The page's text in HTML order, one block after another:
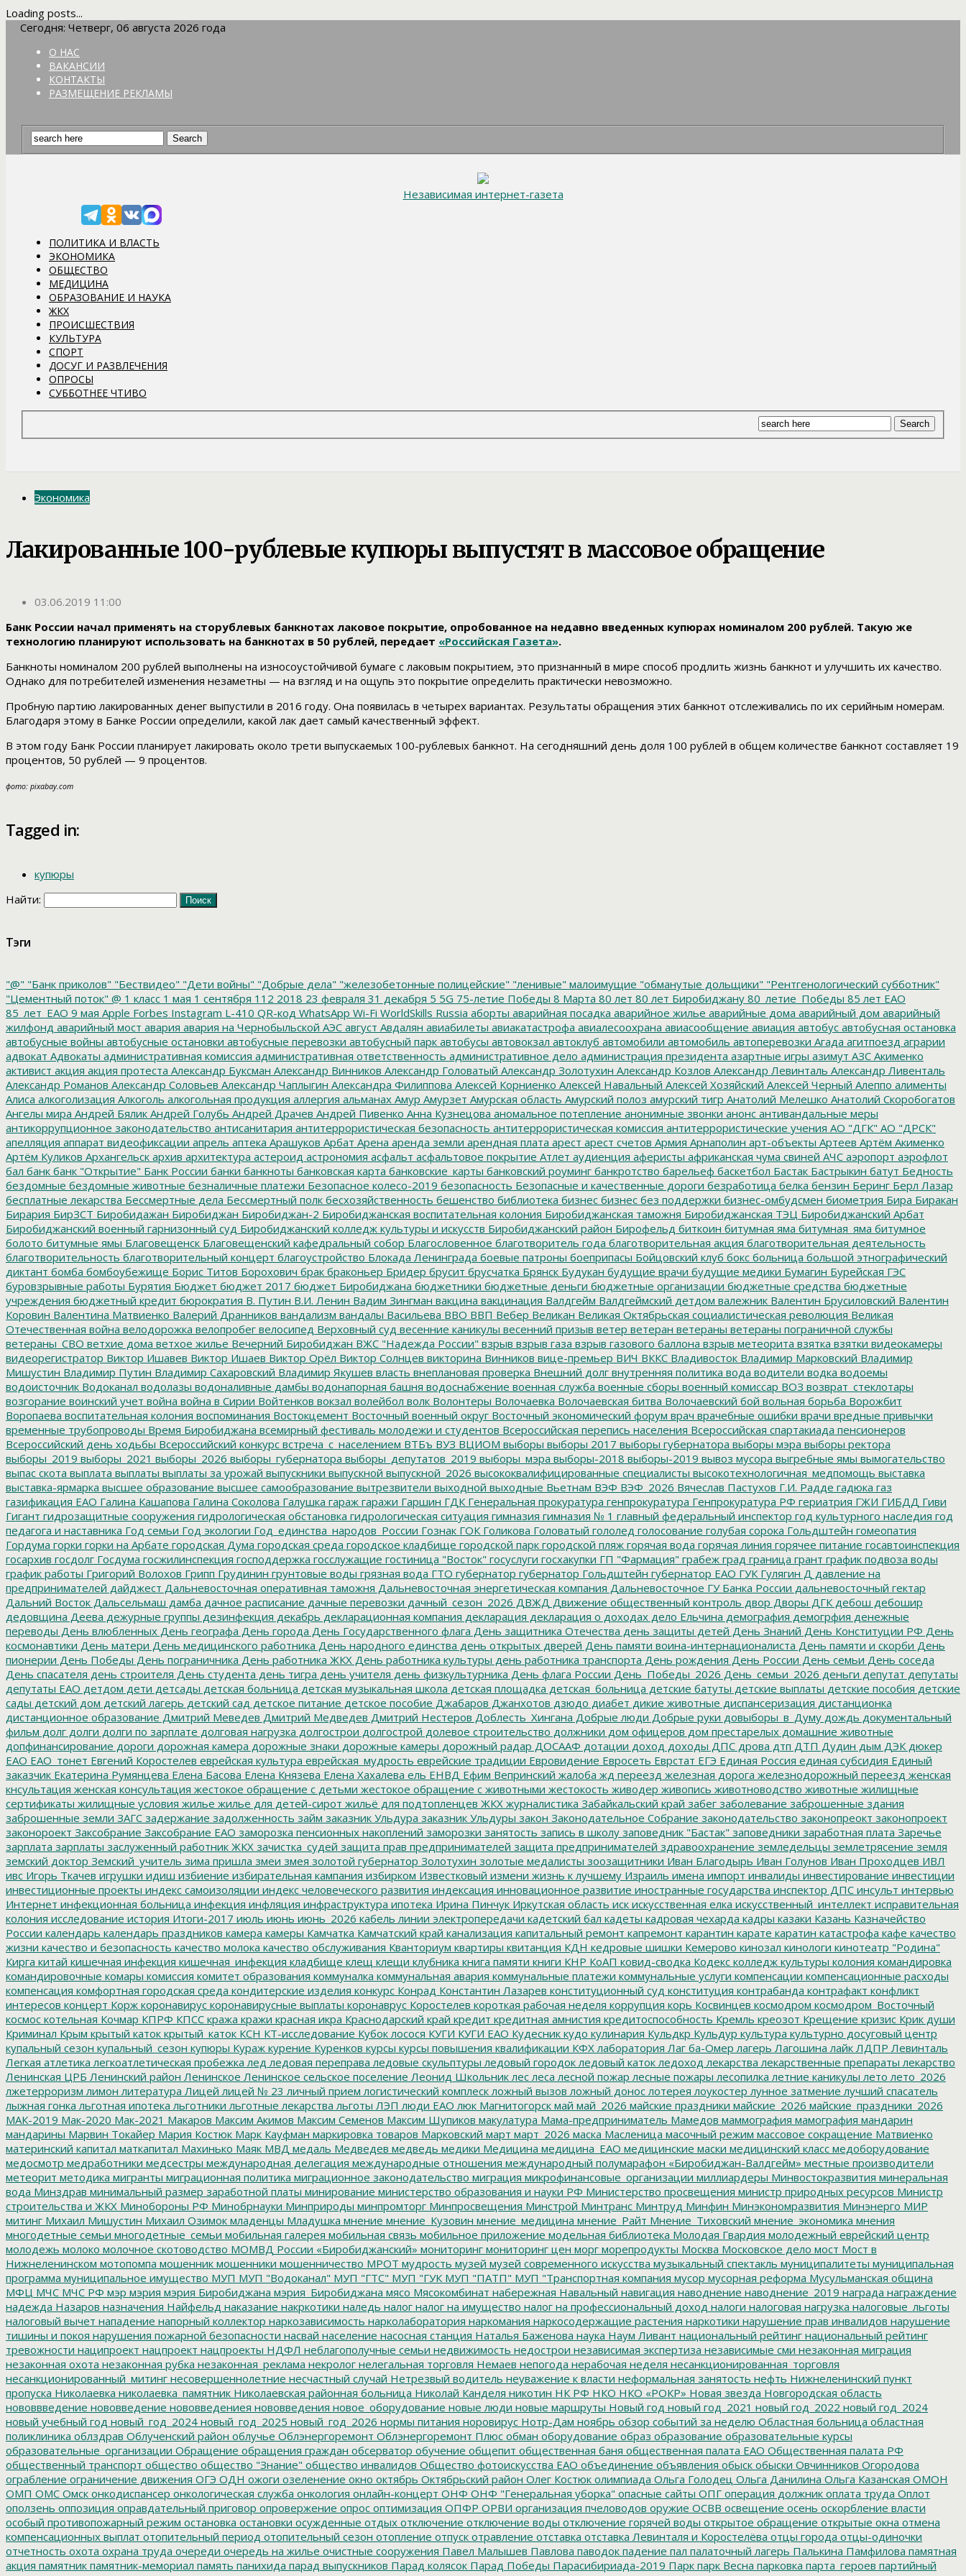
Loading posts...
Сегодня: Четверг, 06 августа 2026 года
О НАС
ВАКАНСИИ
КОНТАКТЫ
РАЗМЕЩЕНИЕ РЕКЛАМЫ
Независимая интернет-газета
ПОЛИТИКА И ВЛАСТЬ
ЭКОНОМИКА
ОБЩЕСТВО
МЕДИЦИНА
ОБРАЗОВАНИЕ И НАУКА
ЖКХ
ПРОИСШЕСТВИЯ
КУЛЬТУРА
СПОРТ
ДОСУГ И РАЗВЛЕЧЕНИЯ
ОПРОСЫ
СУББОТНЕЕ ЧТИВО
Экономика
Лакированные 100-рублевые купюры выпустят в массовое обращение
03.06.2019 11:00
Банк России начал применять на сторублевых банкнотах лаковое покрытие, опробованное на недавно введенных купюрах номиналом 200 рублей. Такую же
технологию планируют использовать на банкнотах в 50 рублей, передает «Российская Газета».
Банкноты номиналом 200 рублей выполнены на износоустойчивой бумаге с лаковым покрытием, это признанный в мире способ продлить жизнь банкнот и улучшить их качество.
Однако для потребителей изменения незаметны — на взгляд и на ощупь это покрытие определить практически невозможно.
Пробную партию лакированных денег выпустили в 2016 году. Она появилась в четырех вариантах. Результаты обращения этих банкнот отслеживались по их серийным номерам.
Благодаря этому в Банке России определили, какой лак дает самый качественный эффект.
В этом году Банк России планирует лакировать около трети выпускаемых 100-рублевых банкнот. На сегодняшний день доля 100 рублей в общем количестве банкнот составляет 19
процентов, 50 рублей — 9 процентов.
фото: pixabay.com
Tagged in:
купюры
Найти:
Тэги
"@" "Банк приколов" "Бествидео" "Дети войны" "Добрые дела" "железобетонные полицейские" "ленивые" малоимущие "обманутые дольщики" "Рентгенологический субботник"
"Цементный поток" @ 1 класс 1 мая 1 сентября 112 2018 23 февраля 31 декабря 5 5G 75-летие Победы 8 Марта 80 лет 80 лет Биробиджану 80_летие_Победы 85 лет ЕАО
85_лет_ЕАО 9 мая Apple Forbes Instagram L-410 QR-код WhatsApp Wi-Fi WorldSkills Russia аборты аварийная посадка аварийное жилье аварийные дома аварийный дом аварийный
жилфонд аварийный мост авария авария на Чернобыльской АЭС август Авдалян авиабилеты авиакатастрофа авиалесоохрана авиасообщение авиация автобус автобусная остановка
автобусные войны автобусные остановки автобусные перевозки автобусный парк автобусы автовокзал автоклуб автомобили автомобиль автоперевозки Агада агитпоезд аграрии
адвокат Адвокаты административная комиссия административная ответственность административное дело администрация президента азартные игры азимут АЗС Акименко
активист акция акция протеста Александр Буксман Александр Винников Александр Головатый Александр Золотухин Александр Козлов Александр Левинталь Александр Ливенталь
Александр Романов Александр Соловьев Александр Чаплыгин Александра Филиппова Алексей Корниенко Алексей Навальный Алексей Хозяйский Алексей Черный Алеппо алименты
Алиса алкоголизация Алкоголь алкогольная продукция аллергия альманах Амур Амурзет Амурская область Амурский полоз амурский тигр Анатолий Мелешко Анатолий Скоробогатов
Ангелы мира Андрей Бялик Андрей Голубь Андрей Драчев Андрей Пивенко Анна Кузнецова аномальное потепление анонимные звонки анонс антивандальные меры
антикоррупционное законодательство антисанитария антитеррористическая безопасность антитеррористическая комиссия антитеррористические учения АО "ДГК" АО "ДРСК"
апелляция аппарат видеофиксации апрель аптека Арашуков Арбат Арена аренда земли арендная плата арест арест счетов Армия Арнаполин арт-объекты Артеев Артём Акименко
Артём Куликов Архангельск архив архитектура астероид астрономия асфальт асфальтовое покрытие Атлет аудиенция аферисты африканская чума свиней АЧС аэропорт аэрофлот
бал банк банк "Открытие" Банк России банки банкноты банковская карта банковские_карты банковский роуминг банкротство барельеф баскетбол Бастак Бастрыкин батут Бедность
бездомные бездомные животные безналичные платежи Безопасное колесо-2019 безопасность Безопасные и качественные дороги безработица белка бензин Беринг Берл Лазар
бесплатные лекарства Бессмертные дела Бессмертный полк бесхозяйственность бешенство библиотека бизнес бизнес без поддержки бизнес-омбудсмен биометрия Бира Биракан
Бирария БирЗСТ Биробидажан Биробиджан Биробиджан-2 Биробиджанская воспитательная колония Биробиджанская таможня Биробиджанская ТЭЦ Биробиджанский Арбат
Биробиджанский военный гарнизонный суд Биробиджанский колледж культуры и искусств Биробиджанский район Бирофельд биткоин битумная яма битумная_яма битумное
болото битумные ямы Благовещенск Благовещенский кафедральный собор Благословенное благотворитель года благотворительная акция благотворительная деятельность
благотворительность благотворительный концерт благоустройство Блокада Ленинграда боевые патроны боеприпасы Бойцовский клуб бокс больница большой этнографический
диктант бомба бомбоубежище Борис Титов Борохович брак браконьер Бридер брусит брусчатка Брянск Будукан будущие врачи будущие медики Бумагин Бурейская ГЭС
буровзрывные работы Бурятия Бюджет бюджет 2017 бюджет Биробиджана бюджетники бюджетные деньги бюджетные организации бюджетные средства бюджетные
учреждения бюджетный кредит бюрократия В. Путин В.И. Ленин Вадим Зингман вакцина вакцинация Валдгейм Валдгеймский детдом валежник Валентин Брусиловский Валентин
Коровин Валентина Матвиенко Валерий Дранников вандализм вандалы Васильева ВВО ВВП Вебер Великан Великая Октябрьская социалистическая революция Великая
Отечественная война велодорожка велопробег велосипед Верховный суд весенние каникулы весенний призыв ветер ветеран ветераны ветераны пограничной службы
ветераны_СВО ветхие дома ветхое жилье Вечерний Биробиджан ВЖС "Надежда России" взрыв взрыв газа взрыв газового баллона взрыв метеорита взятка взятки видеокамеры
видеорегистратор Виктор Ишавев Виктор Ишаев Виктор Орёл Виктор Солнцев викторина Винников вице-премьер ВИЧ ВККС Владивосток Владимир Марковский Владимир
Мишустин Владимир Путин Владимир Сахаровский Владимир Якушев власть внеплановая проверка Внешний долг внутренняя политика вода водители водка водоемы
водоисточник Водоканал водолазы водоналивные дамбы водонапорная башня водоснабжение военная служба военные сборы военный комиссар ВОЗ возврат_стеклотары
возгорание воинский учет война война в Сирии Войтенков вокзал волейбол волк Волонтеры Волочаевка Волочаевская битва Волочаевский бой вольная борьба Ворожбит
Воропаева воспитательная колония воспоминания Востокцемент Восточный военный округ Восточный экономический форум врач врачебные ошибки врачи вредные привычки
временные трубопроводы Время Биробиджана всемирный фестиваль молодежи и студентов Всероссийская перепись населения Всероссийская спартакиада пенсионеров
Всероссийский день ходьбы Всероссийский конкурс встреча_с_населением ВТБъ ВУЗ ВЦИОМ выборы выборы 2017 выборы губернатора выборы мэра выборы ректора
выборы_2019 выборы_2021 выборы_2026 выборы_губернатора выборы_депутатов_2019 выборы_мэра выборы-2018 выборы-2019 вывоз мусора выгребные ямы вымогательство
выпас скота выплата выплаты выплаты за урожай выпускники выпускной выпускной_2026 высококвалифицированные специалисты высокотехнологичная_медпомощь выставка
выставка-ярмарка высшее образование высшее самообразование вытрезвители выходной выходные Вьетнам ВЭФ ВЭФ_2026 Вячеслав Пастухов Г.И. Радде гадюка газ
газификация ЕАО Галина Кашапова Галина Соколова Галушка гараж гаражи Гаршин ГДКГенеральная прокуратура генпрокуратура Генпрокуратура РФ гериатрия ГЖИ ГИБДД Гиви
Гигант гидрозащитные сооружения гидрологическая обстановка гидрологическая ситуация гимназия гимназия № 1 главный федеральный инспектор год культурного наследия год
педагога и наставника Год семьи Год экологии Год_единства_народов_России Гознак ГОКГоликова Головатый гололед голосование голубая сорока Гольдштейн гомеопатия
Гордума горки горки на Арбате городская Дума городская среда городское кладбище городской парк городской пляж горячая вода горячая линия горячее питание госавтоинспекция
госархив госдолг Госдума госжилинспекция господдержка госслужащие гостиница "Восток" госуслуги госхакупки ГП "Фармация" грабеж град граница грант график подвоза воды
график работы Григорий Волохов Грипп Грудинин грунтовые воды грязная вода ГТО губернатор губернатор Гольдштейн губернатор ЕАО ГУКГулягин Д давление на
предпринимателей дайджест Дальневосточная оперативная таможня Дальневосточная энергетическая компания Дальневосточное ГУ Банка России дальневосточный гектар
Дальний Восток Дальсельмаш дамба дачное расписание дачные перевозки дачный_сезон_2026 ДВЖД Движение общественный контроль двор Дворы ДГКдебош дебошир
дедовщина Деева дежурные группы дезинфекция декабрь декларационная компания декларация декларация о доходах дело Ельчина демография демогрфия денежные
переводы День влюбленных День географа День города День Государственного флага День защитника Отечества день защиты детей День Знаний День Конституции РФ День
космонавтики День матери День медицинского работника День народного единства день открытых дверей День памяти воина-интернационалиста День памяти и скорби День
пионерии День Победы День пограничника День работника ЖКХ День работника культуры день работника транспорта День рождения День России День семьи День соседа
День спасателя день строителя День студента день тигра день учителя день физкультурника День флага России День_Победы_2026 День_семьи_2026 деньги депутат депутаты
депутаты ЕАО детдом дети детсады детская больница детская музыкальная школа детская площадка детская_больница детские батуты детские выплаты детские пособия детские
сады детский дом детский лагерь детский сад детское питание детское пособие Джабаров Джанхотов дзюдо диабет дикие животные диспансеризация дистанционка
дистанционное образование Дмитрий Меведев Дмитрий Медведев Дмитрий Нестеров Доблесть_Хингана Добрые люди Добрые руки довыборы_в_Думу дождь документальный
фильм долг долги долги по зарплате долговая нагрузка долгострои долгострой долевое строительство должники дом офицеров дом престарелых домашние животные
допфинансирование дороги дорожная камера дорожные знаки дорожные камеры дорожный радар ДОСААФ дотации доход доходы ДПС дрова дтп ДТП Дудин дым ДЭКдюкер
ЕАО ЕАО_тонет Евгений Коростелев еврейская культура еврейская_мудрость еврейские традиции Евровидение Евросеть Еврстат ЕГЭ Единая Россия единая субсидия Единый
заказчик Екатерина Румянцева Елена Басова Елена Князева Елена Хахалева ель ЕНВД Ефим Вепринский жалоба жд переезд железная дорога железнодорожный переезд женская
кнсультация женская консультация жестокое обращение с детьми жестокое обращение с животными жестокость живодер живопись животноводство животные жилищные
сертификаты жилищные условия жилье жилье для детей-сирот жильё для подтопленцев ЖКХ журналистика Забайкальский край забег заболевание заброшенные здания
заброшенные земли ЗАГС задержание задолженность займ заказник Ульдура заказник Ульдуры закон Законодательное Собрание законодательство законопреокт законопроект
законороект Заксобрание Заксобрание ЕАО заморозка пенсионных накоплений заморозки занятость запись в школу заповедник "Бастак" заповедники заработная плата Заречье
зарплата зарплаты заслуженный работник ЖКХ зачистка_судей защита прав предпринимателей защита предпринимателей здравоохранение земледельцы землетрясение земля
земский доктор Земский_учитель зима пришла змеи змея золотой губернатор Золотухин золотые медалисты зоозащитники Иван Благодырь Иван Голунов Иван Проходцев ИВЛ
ивс Игорь Ткачев игрушки идиш избиение избирательная кампания избирком Известковый измени жизнь к лучшему Израиль имена импорт инвалиды инвестирование инвестиции
инвестиционные проекты индекс самоизоляции индекс человеческого развития индексация инновационное развитие иностранные государства инспектор ДПС инсульт интервью
Интернет инфекционная больница инфекция инфляция инфраструктура ипотека Ирина Пинчук Иркутская область иск искусственная елка искусственный_интеллект исправительная
колония исследование история Итоги-2017 июль июнь июнь_2026 кабель линии электропередачи кадетский бал кадеты кадровая чехарда кадры казаки Казань Казначейство
России календарь календарь праздников камера камеры Камчатка Камчатский край канализация капитальный ремонт капремонт карантин карате каратин катастрофа кафе качество
жизни качество и безопасность качество молока качество обслуживания Кванториум квартиры квитанция КДН кедровые шишки Кемерово кинозал кинологи кинотеатр "Родина"
Кирга китай кишечная инфекция кишечная_инфекция кладбище клещ клещи клубника книга памяти книги КНР КоАП ковид-сводка Кодекс колледж культуры колония командировка
командировочные комары комиссия комитет образования коммуналка коммунальная авария коммунальные платежи коммунальные услуги компенсации компенсационные расходы
компенсация комфортная городская среда кондитерские изделия конкурс Конрад Константин Лазарев конституционный суд конституция контрабанда контрафакт конфликт
интересов концерт Корж коронавирус коронавирусные выплаты коронаврус Коростелев короткая рабочая неделя коррупция корь Косвинцев космодром космодром_Восточный
космос котельная Кочмар КПРФ КПСС кража кражи красная икра Краснодарский край кредит кредитная амнистия кредитоспособность Кремль креозот Крещение кризис Крик души
Криминал Крым крытый каток крытый_каток КСН КТ-исследование Кубок лосося КУГИ КУГИ ЕАО Кудесник кудо кулинария Кульдкр Кульдур культура культурно досуговый центр
купальный сезон купальный_сезон купюры Кураж курение Куренков курсы курсы повышения квалификации КФХлаборатория Лаг ба-Омер лагерь Лагошина лайк ЛДПР Левинталь
Легкая атлетика легкоатлетическая пробежка лед ледовая переправа ледовые скульптуры ледовый городокледовый катокледоход лекарства лекарственные препараты лекарство
Ленинская ЦРБ Ленинский район Ленинское Ленинское сельское поселение Леонид Школьниклеслеса лесной пожар лесные пожары лесопилка летние каникулы лето лето_2026
лжетерроризм лимон литература Лицей лицей № 23 личный прием логистический комплескложный вызов ложный донослотерея лоукостер лунное затмение лучший спасатель
лыжная гонка льготная ипотека льготники льготные лекарства льготы ЛЭП люди ЕАО люк Магнитогорск май май_2026 майские праздники майские_2026 майские_праздники_2026
МАК-2019 Мак-2020 Мак-2021 Макаров Максим Акимов Максим Семенов Максим Шупиков макулатура Мама-предприниматель Мамедов маммография мамография мандарин
мандарины Марвин Токайер Мария Костюк Марк Кауфман маркировка товаров Марковский март март_2026 маска Масленица масочный режим массовое сокращение Матвиенко
материнский капитал маткапитал Махинько Маяк МВД медаль Медведев медведь медики Медицина медицина_ЕАО медицинские маски медицинский класс медоборудование
медосмотр медработники медсестры международная делегация международные отношения международный полумарафон «Биробиджан-Валдгейм» местные производители
метеорит методика мигранты миграционная политика миграционное законодательство миграция микрофинансовые_организации миллиардеры Минвостокразвития минеральная
вода Минздрав минимальный размер заработной платы минирование министерство образования и науки РФ Министерство просвещения министр природных ресурсов Министр
строительства и ЖКХ Минобороны РФ Минобрнауки Минприроды минпромторг Минпросвещения Минстрой Минтранс Минтруд Минфин Минэкономразвития Минэнерго МИР
митинг Михаил Мишустин Михаил Озимок младенцы Младушка мнение мнение_Кузовин мнение_медицина мнение_Райт Мнение_Тиховский мнение_экономика мнения
многодетные семьи многодетные_семьи мобильная галерея мобильная связь мобильное приложение модельная библиотека Молодая Гвардия молодежный еврейский центр
молодежь молоко молочное скотоводство МОМВД России «Биробиджанский» мониторинг мониторинг цен морг морепродукты Москва Московское дело мост Мост в
Нижнеленинском мотопомпа мошенник мошенники мошенничество МРОТ мудрость музей музей современного искусства музыкальный спектакль муниципалитеты муниципальная
программа муниципальное имущество МУП МУП "Водоканал" МУП "ГТС" МУП "ГУКМУП "ПАТП" МУП "Транспортная компания мусор мусорная реформа Мусульманская община
МФЦ МЧС МЧС РФ мэр мэрия мэрия Биробиджана мэрия_Биробиджана мясо Мясокомбинат набережная Навальный навигация наводнение наводнение_2019 награда награждение
надежда Назаров назначения Найфельд наказание накркотики наледь налог налог на имущество налог на профессиональный доход налоги налоговая нагрузка налоговые_льготы
налоговый вычет нападение напорный коллектор наркозависимость нарколаборатория наркомания наркосодержащие растения наркотики нарушение прав инвалидов нарушение
тишины и покоя нарушения пожарной безопасности насвай население насосная станция Наталья Баженова наука Наум Ливант национальный рейтинг национальный рейтинг
тревожности наципроект нацпроект нацпроекты НДФЛ неблагополучные семьи недвижимость недострои независимая экспертиза независимые сми незаконная миграция
незаконная охота незаконная рубка незаконная_реклама некролог нелегальная торговля Немаев непогода нерабочая неделя несанкционированная_торговля
несанкционированный_митинг несовершеннолетние несчастный случай Нетрезвый водитель неуважение к власти неформальная занятость нефть Нижнеленинский пункт
пропуска Николаевка николаевка_памятник Николаевская районная больница Николай Канделя никотин НК РФ НКО НКО «РОКР» Новая звезда Новгородская область
нововвведение нововведение нововведениея нововведения новое_оборудование новые люди новые маршруты Новый год новый год_2021 новый год_2022 новый год_2024
новый учебный год новый_год_2024 новый_год_2025 новый_год_2026 нормы питания норовирус Нотр-Дам ноябрь обзор событий за неделю Областная больница областная
поликлиника облздрав Облученский район облучье Облэнергоремонт Облэнергоремонт Плюс обман оборудование образ образование образовательные курсы
образовательные_организации Обращение обращения граждан обсерватор обучение общепит общественная баня общественная палата ЕАО Общественная палата РФ
общественный транспорт общество общество "Знание" общество инвалидов Общество фотоискусства ЕАО объединение объявления обыск обыски Овчинников Огородова
ограбление ограничение движения ОГЭ ОДН ожоги озеленение окно октябрь Октябрьский район Олег Костюк олимпиада Ольга Голодец Ольга Данилина Ольга Казанская ОМОН
ОМП ОМС Омск онкодиспансер онкологическая служба онкология онлайн-концерт ОНФ ОНФ "Генеральная уборка" опасные сайты ОПГ операция должник оплата труда Оплот
оползень оппозиция оправдательный приговор опровержение опрос оптимизация ОПФР ОРВИ организация пчеловодов оружие ОСВВ освещение осень оскорбление власти
особый противопожарный режим остановка остановки осужденные отдых отключение отключение воды отключение горячей воды открытое обращение открытые окна отмена
компенсационных выплат отопительный период отопительный сезон отопление отпуск отравление отставка отставка Левинталя и Коростелёва отцы города отцы-одиночки
отчетность охота охрана труда очереди очередь на жилье очистные сооружения Павел Малышев Павлова паводок падение пал палаточный лагерь Палькина Памфилова памятная
акция памятник памятник-мемориал память панихида парад выпускников Парад колясок Парад Победы Парасибириада-2019 Парк парк Весна парковка парта_героев партийный